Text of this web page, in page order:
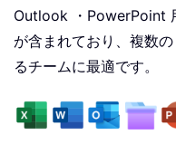
Outlook ・PowerPoint
が含まれており、複数
るチームに最適です。